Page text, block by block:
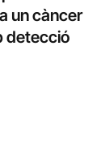
un càncer
detecció